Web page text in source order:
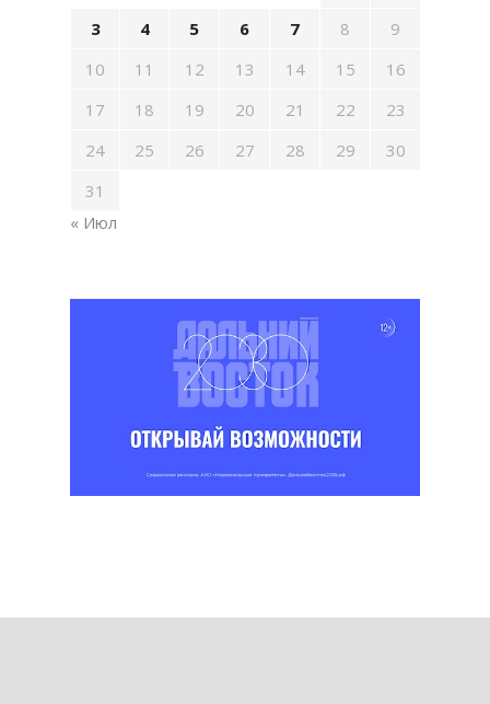
3
4 5 6 7 8
9
10
11 12 13 14 15
16
17
18 19 20 21 22
23
24
25 26 27 28 29
30
31
« Июл